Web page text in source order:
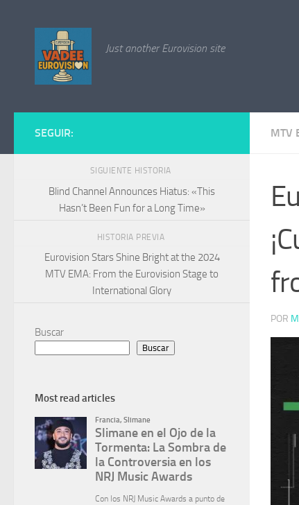
Just another Eurovision site
MTV
POR
SEGUIR:
SIGUIENTE HISTORIA
Blind Channel Announces Hiatus: «This
Hasn’t Been Fun for a Long Time»
HISTORIA PREVIA
Eurovision Stars Shine Bright at the 2024
MTV EMA: From the Eurovision Stage to
International Glory
Buscar
Buscar
Most read articles